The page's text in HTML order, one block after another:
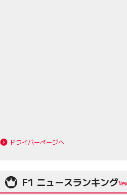
ドライバーページへ
F1 ニュースランキング